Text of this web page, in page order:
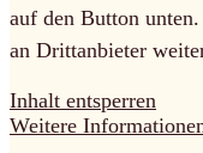
auf den Button
an Drittanbieter
Inhalt entsperren
Weitere